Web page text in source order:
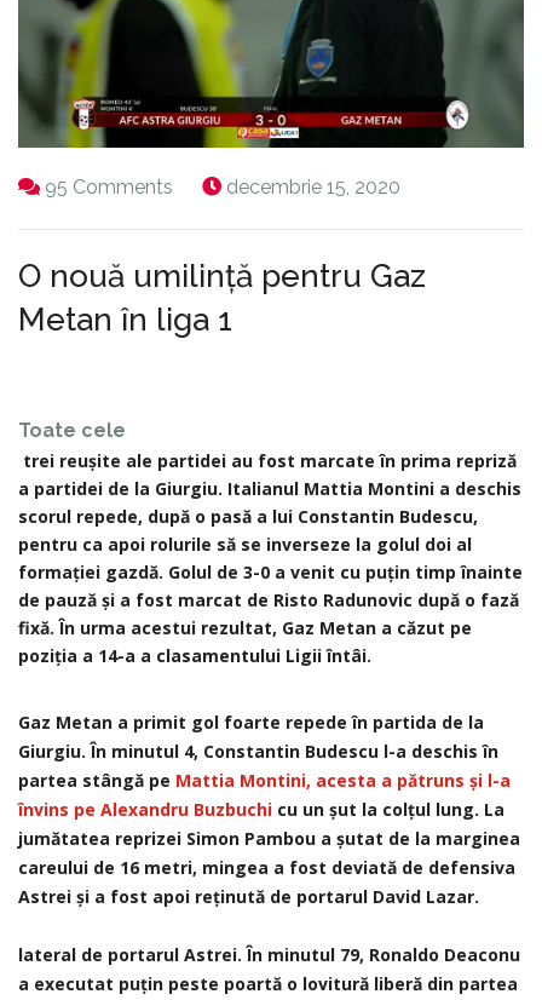
95 Comments decembrie 15, 2020
O nouă umilință pentru Gaz
Metan în liga 1
Toate cele
trei reușite ale partidei au fost marcate în prima repriză
a partidei de la Giurgiu. Italianul Mattia Montini a deschis
scorul repede, după o pasă a lui Constantin Budescu,
pentru ca apoi rolurile să se inverseze la golul doi al
formației gazdă. Golul de 3-0 a venit cu puțin timp înainte
de pauză și a fost marcat de Risto Radunovic după o fază
fixă. În urma acestui rezultat, Gaz Metan a căzut pe
poziția a 14-a a clasamentului Ligii întâi.
Gaz Metan a primit gol foarte repede în partida de la
Giurgiu. În minutul 4, Constantin Budescu l-a deschis în
partea stângă pe Mattia Montini, acesta a pătruns și l-a
învins pe Alexandru Buzbuchi cu un șut la colțul lung. La
jumătatea reprizei Simon Pambou a șutat de la marginea
careului de 16 metri, mingea a fost deviată de defensiva
Astrei și a fost apoi reținută de portarul David Lazar.
lateral de portarul Astrei. În minutul 79, Ronaldo Deaconu
a executat puțin peste poartă o lovitură liberă din partea